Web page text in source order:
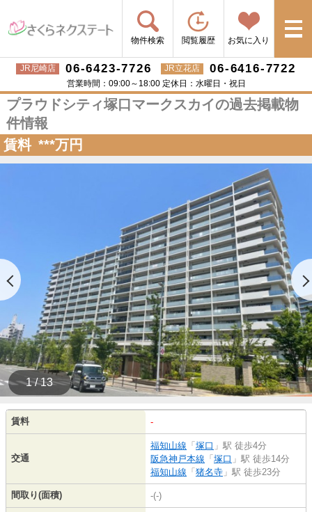
物件検索 閲覧履歴 お気に入り
JR尼崎店 06-6423-7726 JR立花店 06-6416-7722
営業時間：09:00～18:00 定休日：水曜日・祝日
プラウドシティ塚口マークスカイの過去掲載物
件情報
賃料 ***万円
1 / 13
賃料 -
交通
福知山線 「 塚口 」駅 徒歩4分
阪急神戸本線 「 塚口 」駅 徒歩14分
福知山線 「 猪名寺 」駅 徒歩23分
間取り(面積) -(-)